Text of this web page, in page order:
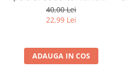
220 ml
40,00 Lei
22,99 Lei
ADAUGA IN COS